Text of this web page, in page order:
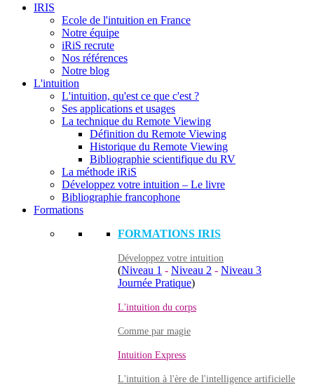
IRIS
Ecole de l'intuition en France
Notre équipe
iRiS recrute
Nos références
Notre blog
L'intuition
L'intuition, qu'est ce que c'est ?
Ses applications et usages
La technique du Remote Viewing
Définition du Remote Viewing
Historique du Remote Viewing
Bibliographie scientifique du RV
La méthode iRiS
Développez votre intuition – Le livre
Bibliographie francophone
Formations
FORMATIONS IRIS
Développez votre intuition
(Niveau 1 - Niveau 2 - Niveau 3
Journée Pratique)
L'intuition du corps
Comme par magie
Intuition Express
L'intuition à l'ère de l'intelligence artificielle